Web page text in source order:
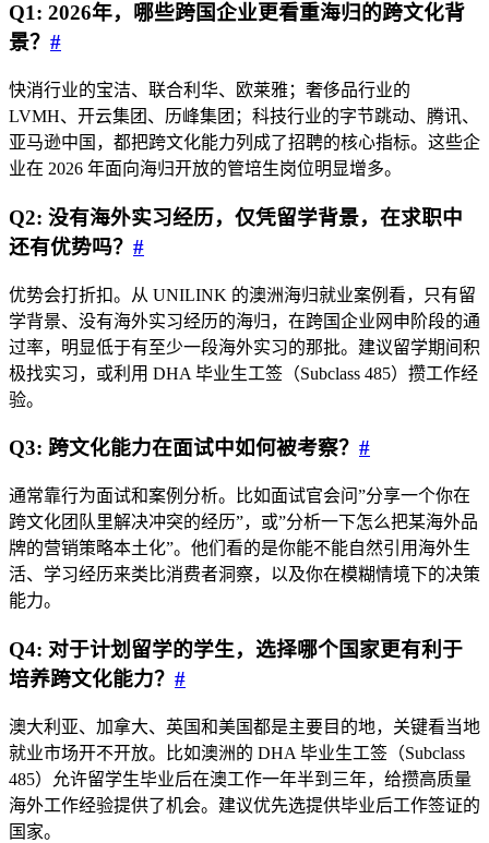
Q1: 2026年，哪些跨国企业更看重海归的跨文化背
景？ #
快消行业的宝洁、联合利华、欧莱雅；奢侈品行业的
LVMH、开云集团、历峰集团；科技行业的字节跳动、腾讯、
亚马逊中国，都把跨文化能力列成了招聘的核心指标。这些企
业在 2026 年面向海归开放的管培生岗位明显增多。
Q2: 没有海外实习经历，仅凭留学背景，在求职中
还有优势吗？ #
优势会打折扣。从 UNILINK 的澳洲海归就业案例看，只有留
学背景、没有海外实习经历的海归，在跨国企业网申阶段的通
过率，明显低于有至少一段海外实习的那批。建议留学期间积
极找实习，或利用 DHA 毕业生工签（Subclass 485）攒工作经
验。
Q3: 跨文化能力在面试中如何被考察？ #
通常靠行为面试和案例分析。比如面试官会问”分享一个你在
跨文化团队里解决冲突的经历”，或”分析一下怎么把某海外品
牌的营销策略本土化”。他们看的是你能不能自然引用海外生
活、学习经历来类比消费者洞察，以及你在模糊情境下的决策
能力。
Q4: 对于计划留学的学生，选择哪个国家更有利于
培养跨文化能力？ #
澳大利亚、加拿大、英国和美国都是主要目的地，关键看当地
就业市场开不开放。比如澳洲的 DHA 毕业生工签（Subclass
485）允许留学生毕业后在澳工作一年半到三年，给攒高质量
海外工作经验提供了机会。建议优先选提供毕业后工作签证的
国家。